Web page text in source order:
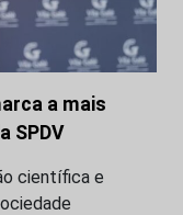
a mais
SPDV
científica e